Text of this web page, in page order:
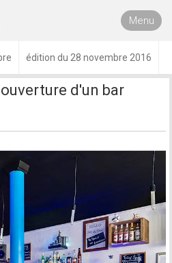
Menu
édition du 28 novembre 2016
d'un bar